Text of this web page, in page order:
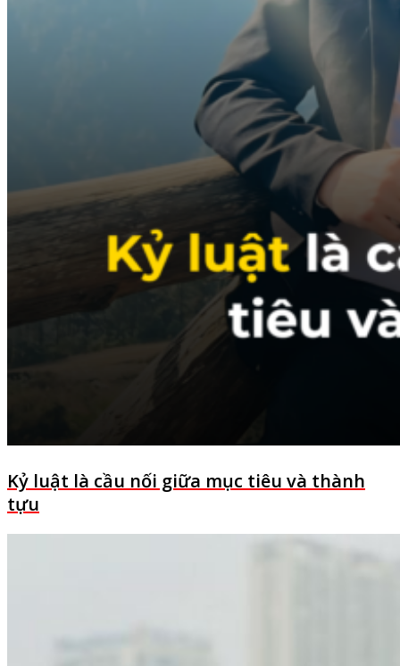
Kỷ luật là cầu nối giữa mục tiêu và thành
tựu